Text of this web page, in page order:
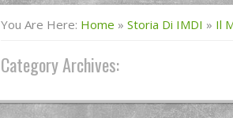
You Are Here: Home » Storia Di IMDI » Il
Category Archives: